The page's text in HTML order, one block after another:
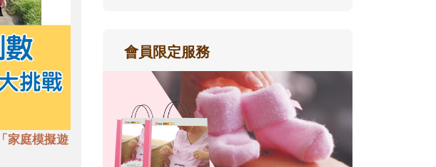
家庭模擬遊
會員限定服務